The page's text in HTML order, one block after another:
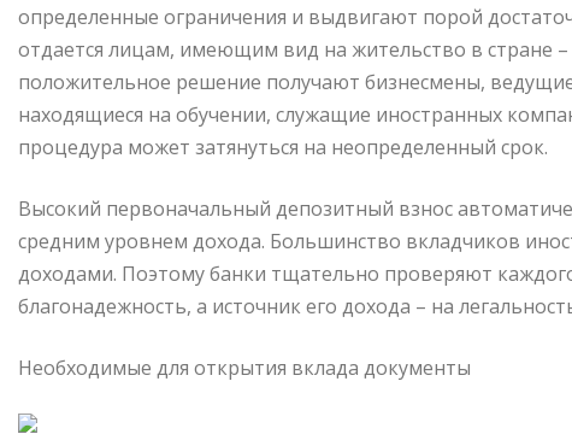
определенные ограничения и выдвигают порой
отдается лицам, имеющим вид на жительство в стране
положительное решение получают бизнесмены,
находящиеся на обучении, служащие иностранных
процедура может затянуться на неопределенный срок.
Высокий первоначальный депозитный взнос
средним уровнем дохода. Большинство вкладчиков
доходами. Поэтому банки тщательно проверяют
благонадежность, а источник его дохода – на
Необходимые для открытия вклада документы